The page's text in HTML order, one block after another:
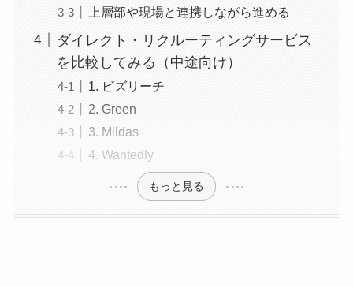
上層部や現場と連携しながら進める
ダイレクト・リクルーティングサービス
を比較してみる（中途向け）
1. ビズリーチ
2. Green
3. Miidas
4. Wantedly
もっと見る